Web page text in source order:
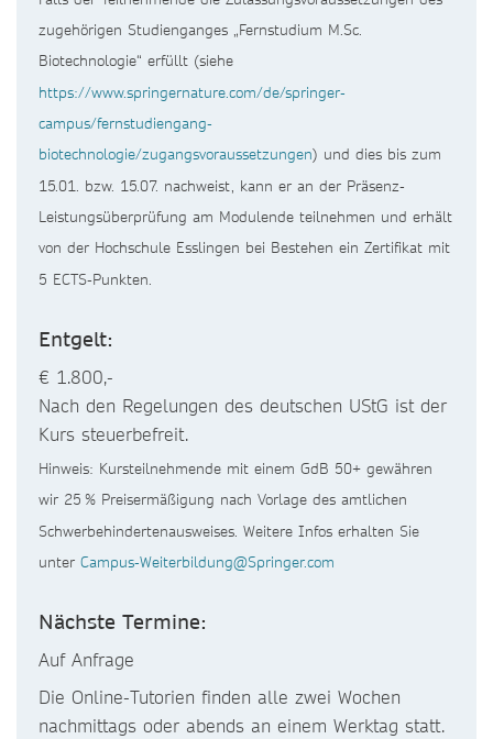
zugehörigen Studienganges „Fernstudium M.Sc.
Biotechnologie“ erfüllt (siehe
https://www.springernature.com/de/springer-
campus/fernstudiengang-
biotechnologie/zugangsvoraussetzungen) und dies bis zum
15.01. bzw. 15.07. nachweist, kann er an der Präsenz-
Leistungsüberprüfung am Modulende teilnehmen und erhält
von der Hochschule Esslingen bei Bestehen ein Zertifikat mit
5 ECTS-Punkten.
Entgelt:
€ 1.800,-
Nach den Regelungen des deutschen UStG ist der
Kurs steuerbefreit.
Hinweis: Kursteilnehmende mit einem GdB 50+ gewähren
wir 25 % Preisermäßigung nach Vorlage des amtlichen
Schwerbehindertenausweises. Weitere Infos erhalten Sie
unter Campus-Weiterbildung@Springer.com
Nächste Termine:
Auf Anfrage
Die Online-Tutorien finden alle zwei Wochen
nachmittags oder abends an einem Werktag statt.